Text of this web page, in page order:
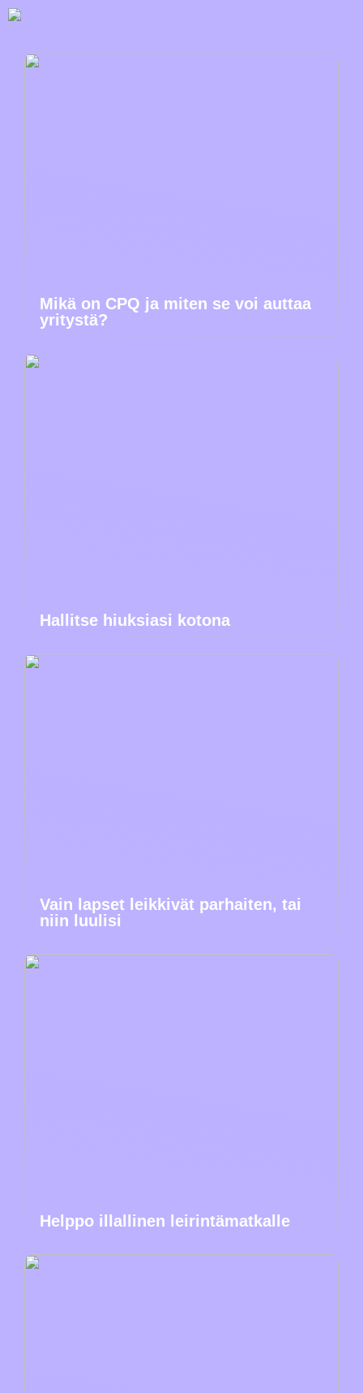
Mikä on CPQ ja miten se voi auttaa
yritystä?
Hallitse hiuksiasi kotona
Vain lapset leikkivät parhaiten, tai
niin luulisi
Helppo illallinen leirintämatkalle